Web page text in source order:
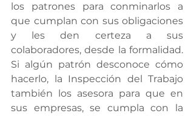
los patrones para conminarlos a
que cumplan con sus obligaciones
y les den certeza a sus
colaboradores, desde la formalidad.
Si algún patrón desconoce cómo
hacerlo, la Inspección del Trabajo
también los asesora para que en
sus empresas, se cumpla con la